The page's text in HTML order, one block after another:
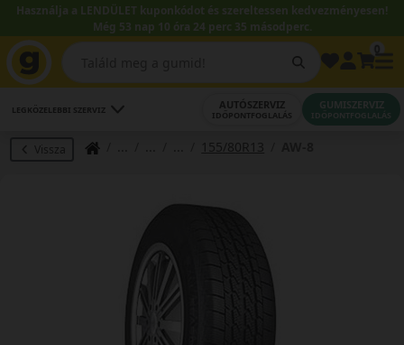
Használja a LENDÜLET kuponkódot és szereltessen kedvezményesen!
Még 53 nap 10 óra 24 perc 34 másodperc.
LEGKÖZELEBBI SZERVIZ AUTÓSZERVIZ
IDŐPONTFOGLALÁS
GUMISZERVIZ
IDŐPONTFOGLALÁS
Vissza 155/80R13